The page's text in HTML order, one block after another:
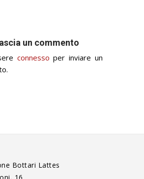
un commento
connesso per inviare un
Bottari Lattes